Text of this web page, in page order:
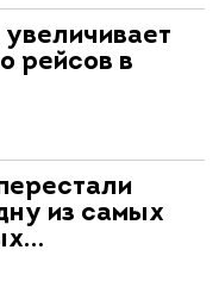
рейсов в
из самых